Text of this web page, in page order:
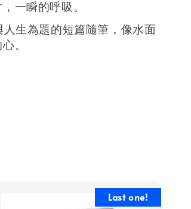
一瞬的呼吸。
生為題的短篇隨筆，像水面
。
Last one!